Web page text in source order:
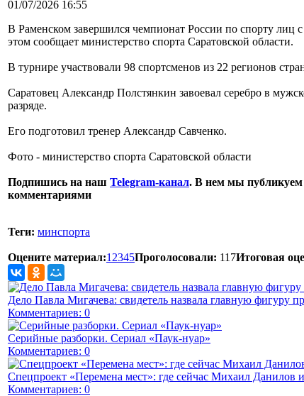
01/07/2026 16:55
В Раменском завершился чемпионат России по спорту
этом сообщает министерство спорта Саратовской области.
В турнире участвовали 98 спортсменов из 22 регионов
Саратовец Александр Полстянкин завоевал серебро в
разряде.
Его подготовил тренер Александр Савченко.
Фото - министерство спорта Саратовской области
Подпишись на наш Telegram-канал. В нем мы публикуем
комментариями
Теги: минспорта
Оцените материал:1 2345Проголосовали: 117Итоговая
Дело Павла Мигачева: свидетель назвала главную фигуру
Комментариев: 0
Серийные разборки. Сериал «Паук-нуар»
Комментариев: 0
Спецпроект «Перемена мест»: где сейчас Михаил Данилов
Комментариев: 0